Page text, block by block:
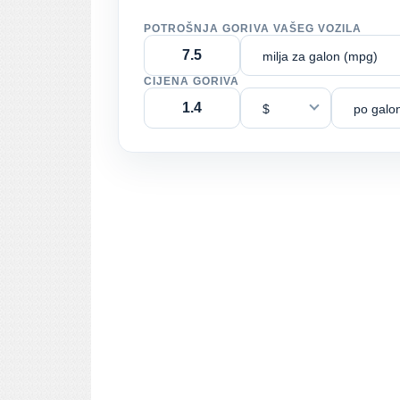
POTROŠNJA GORIVA VAŠEG VOZILA
milja za galon (mpg)
CIJENA GORIVA
$ po